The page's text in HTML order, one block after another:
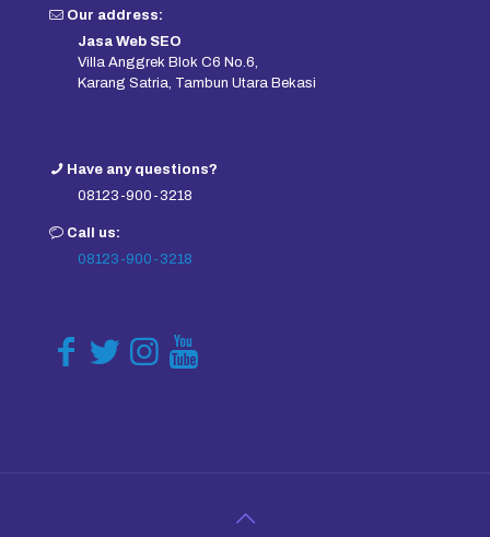
Our address:
Jasa Web SEO
Villa Anggrek Blok C6 No.6,
Karang Satria, Tambun Utara Bekasi
Have any questions?
08123-900-3218
Call us:
08123-900-3218